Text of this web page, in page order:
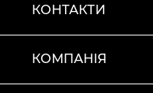
КОНТАКТИ
КОМПАНІЯ